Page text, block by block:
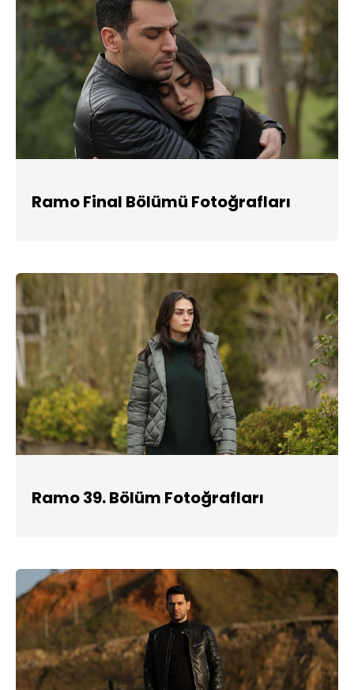
Ramo Final Bölümü Fotoğrafları
Ramo 39. Bölüm Fotoğrafları